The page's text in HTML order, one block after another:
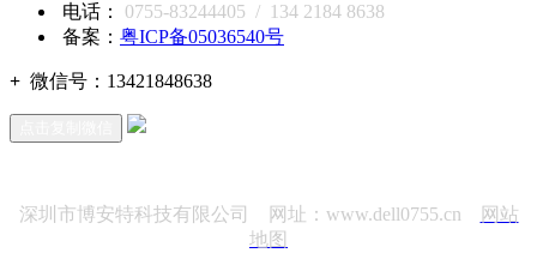
电话： 0755-83244405 / 134 2184 8638
备案： 粤ICP备05036540号
+ 微信号： 13421848638
深圳市博安特科技有限公司 网址：www.dell0755.cn
网站
地图